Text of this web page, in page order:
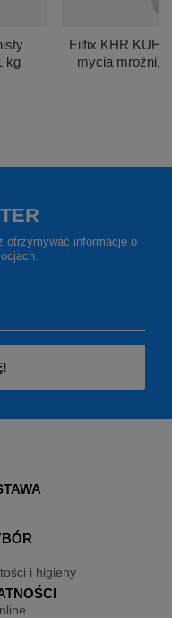
kg
Eilfix KHR
mycia mroźni,
otrzymywać informacje o
i higieny